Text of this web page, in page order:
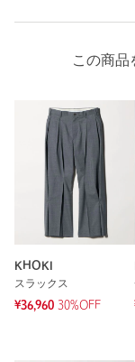
この商品
KHOKI
スラックス
¥36,960 30%OFF